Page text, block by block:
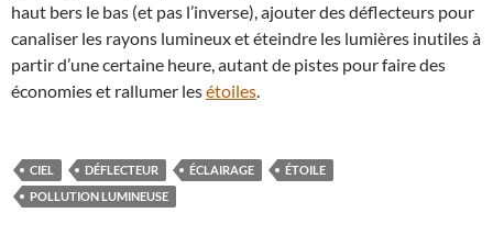
haut bers le bas (et pas l’inverse), ajouter des déflecteurs pour
canaliser les rayons lumineux et éteindre les lumières inutiles à
partir d’une certaine heure, autant de pistes pour faire des
économies et rallumer lesétoiles.
CIEL DÉFLECTEUR ÉCLAIRAGE
ÉTOILE
POLLUTION LUMINEUSE